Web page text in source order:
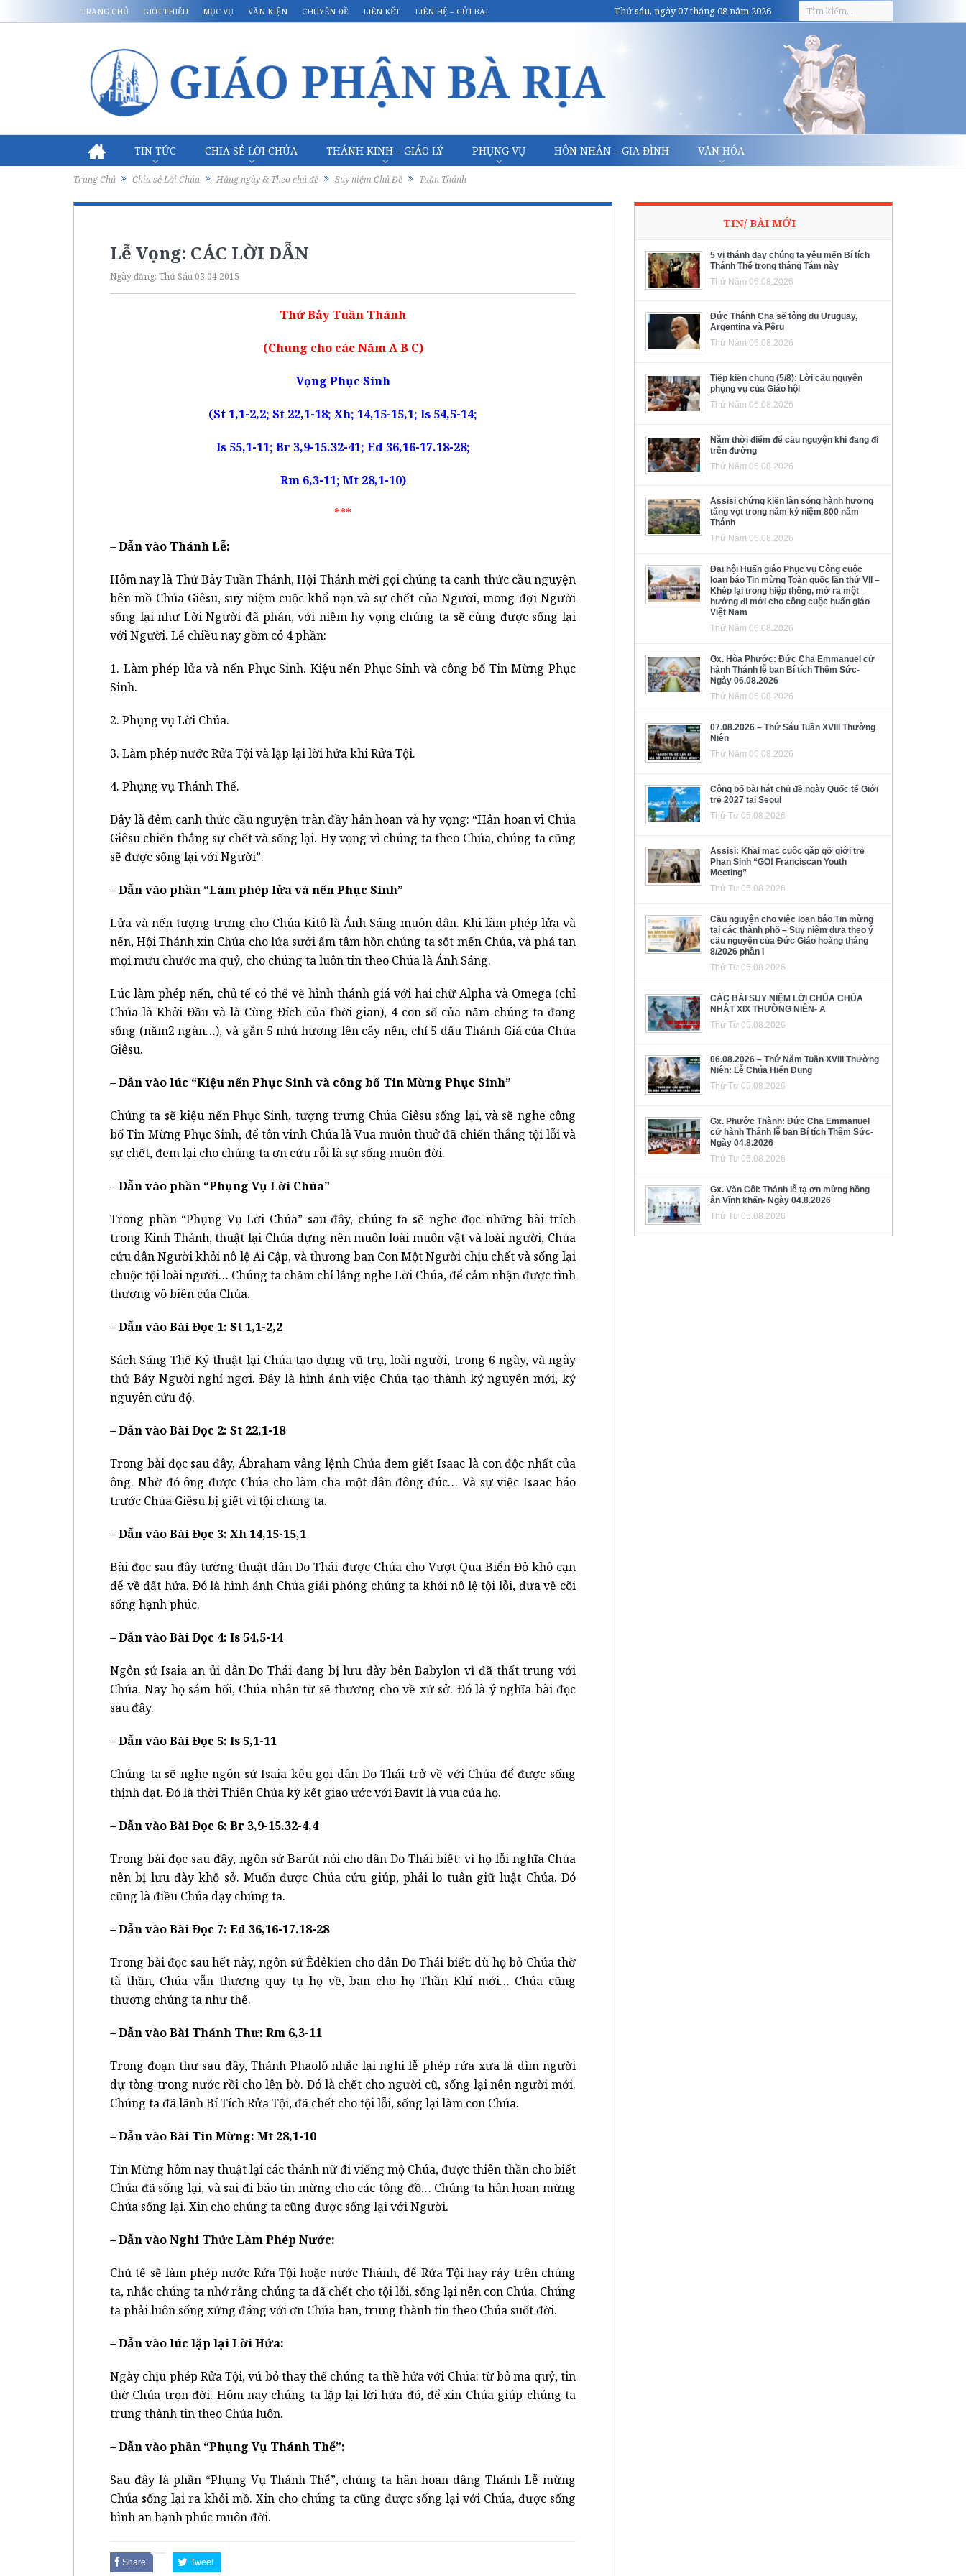
TRANG CHỦ GIỚI THIỆU MỤC VỤ VĂN KIỆN CHUYÊN ĐỀ LIÊN KẾT LIÊN HỆ – GỬI BÀI Thứ sáu, ngày 07 tháng 08 năm 2026
TIN TỨC CHIA SẺ LỜI CHÚA THÁNH KINH – GIÁO LÝ PHỤNG VỤ HÔN NHÂN – GIA ĐÌNH VĂN HÓA
Trang Chủ Chia sẻ Lời Chúa Hằng ngày & Theo chủ đề Suy niệm Chủ Đề Tuần Thánh
Lễ Vọng: CÁC LỜI DẪN
Ngày đăng: Thứ Sáu 03.04.2015
Thứ Bảy Tuần Thánh
(Chung cho các Năm A B C)
Vọng Phục Sinh
(St 1,1-2,2; St 22,1-18; Xh; 14,15-15,1; Is 54,5-14;
Is 55,1-11; Br 3,9-15.32-41; Ed 36,16-17.18-28;
Rm 6,3-11; Mt 28,1-10)
***
– Dẫn vào Thánh Lễ:
Hôm nay là Thứ Bảy Tuần Thánh, Hội Thánh mời gọi chúng ta canh thức cầu nguyện
bên mồ Chúa Giêsu, suy niệm cuộc khổ nạn và sự chết của Người, mong đợi Người
sống lại như Lời Người đã phán, với niềm hy vọng chúng ta sẽ cùng được sống lại
với Người. Lễ chiều nay gồm có 4 phần:
1. Làm phép lửa và nến Phục Sinh. Kiệu nến Phục Sinh và công bố Tin Mừng Phục
Sinh.
2. Phụng vụ Lời Chúa.
3. Làm phép nước Rửa Tội và lặp lại lời hứa khi Rửa Tội.
4. Phụng vụ Thánh Thể.
Ðây là đêm canh thức cầu nguyện tràn đầy hân hoan và hy vọng: “Hân hoan vì Chúa
Giêsu chiến thắng sự chết và sống lại. Hy vọng vì chúng ta theo Chúa, chúng ta cũng
sẽ được sống lại với Người”.
– Dẫn vào phần “Làm phép lửa và nến Phục Sinh”
Lửa và nến tượng trưng cho Chúa Kitô là Ánh Sáng muôn dân. Khi làm phép lửa và
nến, Hội Thánh xin Chúa cho lửa sưởi ấm tâm hồn chúng ta sốt mến Chúa, và phá tan
mọi mưu chước ma quỷ, cho chúng ta luôn tin theo Chúa là Ánh Sáng.
Lúc làm phép nến, chủ tế có thể vẽ hình thánh giá với hai chữ Alpha và Omega (chỉ
Chúa là Khởi Ðầu và là Cùng Ðích của thời gian), 4 con số của năm chúng ta đang
sống (năm2 ngàn…), và gắn 5 nhủ hương lên cây nến, chỉ 5 dấu Thánh Giá của Chúa
Giêsu.
– Dẫn vào lúc “Kiệu nến Phục Sinh và công bố Tin Mừng Phục Sinh”
Chúng ta sẽ kiệu nến Phục Sinh, tượng trưng Chúa Giêsu sống lại, và sẽ nghe công
bố Tin Mừng Phục Sinh, để tôn vinh Chúa là Vua muôn thuở đã chiến thắng tội lỗi và
sự chết, đem lại cho chúng ta ơn cứu rỗi là sự sống muôn đời.
– Dẫn vào phần “Phụng Vụ Lời Chúa”
Trong phần “Phụng Vụ Lời Chúa” sau đây, chúng ta sẽ nghe đọc những bài trích
trong Kinh Thánh, thuật lại Chúa dựng nên muôn loài muôn vật và loài người, Chúa
cứu dân Người khỏi nô lệ Ai Cập, và thương ban Con Một Người chịu chết và sống lại
chuộc tội loài người… Chúng ta chăm chỉ lắng nghe Lời Chúa, để cảm nhận được tình
thương vô biên của Chúa.
– Dẫn vào Bài Ðọc 1: St 1,1-2,2
Sách Sáng Thế Ký thuật lại Chúa tạo dựng vũ trụ, loài người, trong 6 ngày, và ngày
thứ Bảy Người nghỉ ngơi. Ðây là hình ảnh việc Chúa tạo thành kỷ nguyên mới, kỷ
nguyên cứu độ.
– Dẫn vào Bài Ðọc 2: St 22,1-18
Trong bài đọc sau đây, Ábraham vâng lệnh Chúa đem giết Isaac là con độc nhất của
ông. Nhờ đó ông được Chúa cho làm cha một dân đông đúc… Và sự việc Isaac báo
trước Chúa Giêsu bị giết vì tội chúng ta.
– Dẫn vào Bài Ðọc 3: Xh 14,15-15,1
Bài đọc sau đây tường thuật dân Do Thái được Chúa cho Vượt Qua Biển Ðỏ khô cạn
để về đất hứa. Ðó là hình ảnh Chúa giải phóng chúng ta khỏi nô lệ tội lỗi, đưa về cõi
sống hạnh phúc.
– Dẫn vào Bài Ðọc 4: Is 54,5-14
Ngôn sứ Isaia an ủi dân Do Thái đang bị lưu đày bên Babylon vì đã thất trung với
Chúa. Nay họ sám hối, Chúa nhân từ sẽ thương cho về xứ sở. Ðó là ý nghĩa bài đọc
sau đây.
– Dẫn vào Bài Ðọc 5: Is 5,1-11
Chúng ta sẽ nghe ngôn sứ Isaia kêu gọi dân Do Thái trở về với Chúa để được sống
thịnh đạt. Ðó là thời Thiên Chúa ký kết giao ước với Ðavít là vua của họ.
– Dẫn vào Bài Ðọc 6: Br 3,9-15.32-4,4
Trong bài đọc sau đây, ngôn sứ Barút nói cho dân Do Thái biết: vì họ lỗi nghĩa Chúa
nên bị lưu đày khổ sở. Muốn được Chúa cứu giúp, phải lo tuân giữ luật Chúa. Ðó
cũng là điều Chúa dạy chúng ta.
– Dẫn vào Bài Ðọc 7: Ed 36,16-17.18-28
Trong bài đọc sau hết này, ngôn sứ Êdêkien cho dân Do Thái biết: dù họ bỏ Chúa thờ
tà thần, Chúa vẫn thương quy tụ họ về, ban cho họ Thần Khí mới… Chúa cũng
thương chúng ta như thế.
– Dẫn vào Bài Thánh Thư: Rm 6,3-11
Trong đoạn thư sau đây, Thánh Phaolô nhắc lại nghi lễ phép rửa xưa là dìm người
dự tòng trong nước rồi cho lên bờ. Ðó là chết cho người cũ, sống lại nên người mới.
Chúng ta đã lãnh Bí Tích Rửa Tội, đã chết cho tội lỗi, sống lại làm con Chúa.
– Dẫn vào Bài Tin Mừng: Mt 28,1-10
Tin Mừng hôm nay thuật lại các thánh nữ đi viếng mộ Chúa, được thiên thần cho biết
Chúa đã sống lại, và sai đi báo tin mừng cho các tông đồ… Chúng ta hân hoan mừng
Chúa sống lại. Xin cho chúng ta cũng được sống lại với Người.
– Dẫn vào Nghi Thức Làm Phép Nước:
Chủ tế sẽ làm phép nước Rửa Tội hoặc nước Thánh, để Rửa Tội hay rảy trên chúng
ta, nhắc chúng ta nhớ rằng chúng ta đã chết cho tội lỗi, sống lại nên con Chúa. Chúng
ta phải luôn sống xứng đáng với ơn Chúa ban, trung thành tin theo Chúa suốt đời.
– Dẫn vào lúc lặp lại Lời Hứa:
Ngày chịu phép Rửa Tội, vú bỏ thay thế chúng ta thề hứa với Chúa: từ bỏ ma quỷ, tin
thờ Chúa trọn đời. Hôm nay chúng ta lặp lại lời hứa đó, để xin Chúa giúp chúng ta
trung thành tin theo Chúa luôn.
– Dẫn vào phần “Phụng Vụ Thánh Thể”:
Sau đây là phần “Phụng Vụ Thánh Thể”, chúng ta hân hoan dâng Thánh Lễ mừng
Chúa sống lại ra khỏi mồ. Xin cho chúng ta cũng được sống lại với Chúa, được sống
bình an hạnh phúc muôn đời.
Share Tweet
TIN/ BÀI MỚI
5 vị thánh dạy chúng ta yêu mến Bí tích
Thánh Thể trong tháng Tám này
Thứ Năm 06.08.2026
Đức Thánh Cha sẽ tông du Uruguay,
Argentina và Pêru
Thứ Năm 06.08.2026
Tiếp kiến chung (5/8): Lời cầu nguyện
phụng vụ của Giáo hội
Thứ Năm 06.08.2026
Năm thời điểm để cầu nguyện khi đang đi
trên đường
Thứ Năm 06.08.2026
Assisi chứng kiến làn sóng hành hương
tăng vọt trong năm kỷ niệm 800 năm
Thánh
Thứ Năm 06.08.2026
Đại hội Huấn giáo Phục vụ Công cuộc
loan báo Tin mừng Toàn quốc lần thứ VII –
Khép lại trong hiệp thông, mở ra một
hướng đi mới cho công cuộc huấn giáo
Việt Nam
Thứ Năm 06.08.2026
Gx. Hòa Phước: Đức Cha Emmanuel cử
hành Thánh lễ ban Bí tích Thêm Sức-
Ngày 06.08.2026
Thứ Năm 06.08.2026
07.08.2026 – Thứ Sáu Tuần XVIII Thường
Niên
Thứ Năm 06.08.2026
Công bố bài hát chủ đề ngày Quốc tế Giới
trẻ 2027 tại Seoul
Thứ Tư 05.08.2026
Assisi: Khai mạc cuộc gặp gỡ giới trẻ
Phan Sinh “GO! Franciscan Youth
Meeting”
Thứ Tư 05.08.2026
Cầu nguyện cho việc loan báo Tin mừng
tại các thành phố – Suy niệm dựa theo ý
cầu nguyện của Đức Giáo hoàng tháng
8/2026 phần I
Thứ Tư 05.08.2026
CÁC BÀI SUY NIỆM LỜI CHÚA CHÚA
NHẬT XIX THƯỜNG NIÊN- A
Thứ Tư 05.08.2026
06.08.2026 – Thứ Năm Tuần XVIII Thường
Niên: Lễ Chúa Hiển Dung
Thứ Tư 05.08.2026
Gx. Phước Thành: Đức Cha Emmanuel
cử hành Thánh lễ ban Bí tích Thêm Sức-
Ngày 04.8.2026
Thứ Tư 05.08.2026
Gx. Văn Côi: Thánh lễ tạ ơn mừng hồng
ân Vĩnh khấn- Ngày 04.8.2026
Thứ Tư 05.08.2026